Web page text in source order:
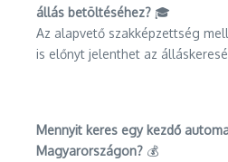
állás betöltéséhez? 🎓
Az alapvető szakképzettség
is előnyt jelenthet az
Mennyit keres egy kezdő
Magyarországon? 💰